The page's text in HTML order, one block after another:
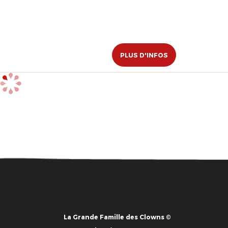
PLUS D'INFOS
La Grande Famille des Clowns ©